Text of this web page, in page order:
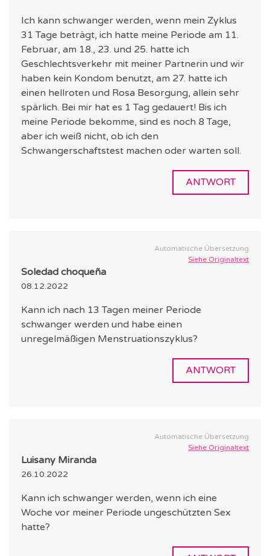
Ich kann schwanger werden, wenn mein Zyklus
31 Tage beträgt, ich hatte meine Periode am 11.
Februar, am 18., 23. und 25. hatte ich
Geschlechtsverkehr mit meiner Partnerin und wir
haben kein Kondom benutzt, am 27. hatte ich
einen hellroten und Rosa Besorgung, allein sehr
spärlich. Bei mir hat es 1 Tag gedauert! Bis ich
meine Periode bekomme, sind es noch 8 Tage,
aber ich weiß nicht, ob ich den
Schwangerschaftstest machen oder warten soll.
ANTWORT
Automatische Übersetzung
Siehe Originaltext
Soledad choqueña
08.12.2022
Kann ich nach 13 Tagen meiner Periode
schwanger werden und habe einen
unregelmäßigen Menstruationszyklus?
ANTWORT
Automatische Übersetzung
Siehe Originaltext
Luisany Miranda
26.10.2022
Kann ich schwanger werden, wenn ich eine
Woche vor meiner Periode ungeschützten Sex
hatte?